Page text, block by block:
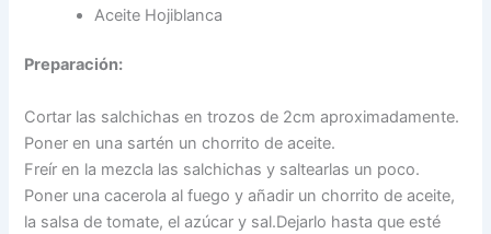
Aceite Hojiblanca
Preparación:
Cortar las salchichas en trozos de 2cm aproximadamente.
Poner en una sartén un chorrito de aceite.
Freír en la mezcla las salchichas y saltearlas un poco.
Poner una cacerola al fuego y añadir un chorrito de aceite,
la salsa de tomate, el azúcar y sal.Dejarlo hasta que esté